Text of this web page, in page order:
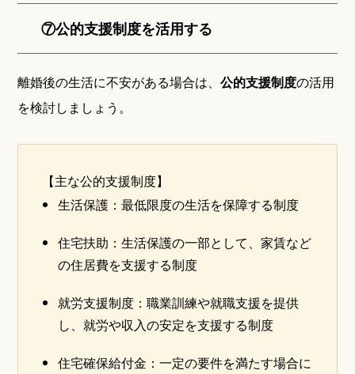
⑦公的支援制度を活用する
離婚後の生活に不安がある場合は、公的支援制度の活用
を検討しましょう。
【主な公的支援制度】
生活保護：最低限度の生活を保障する制度
住宅扶助：生活保護の一部として、家賃など
の住居費を支援する制度
就労支援制度：職業訓練や就職支援を提供
し、就労や収入の安定を支援する制度
住宅確保給付金：一定の要件を満たす場合に